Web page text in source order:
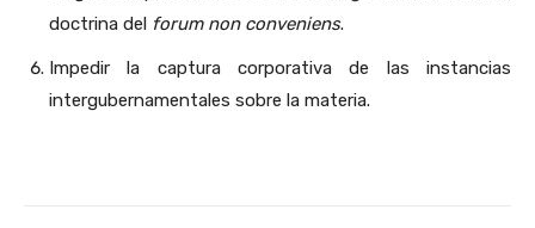
doctrina del forum non conveniens.
Impedir la captura corporativa de las instancias
intergubernamentales sobre la materia.